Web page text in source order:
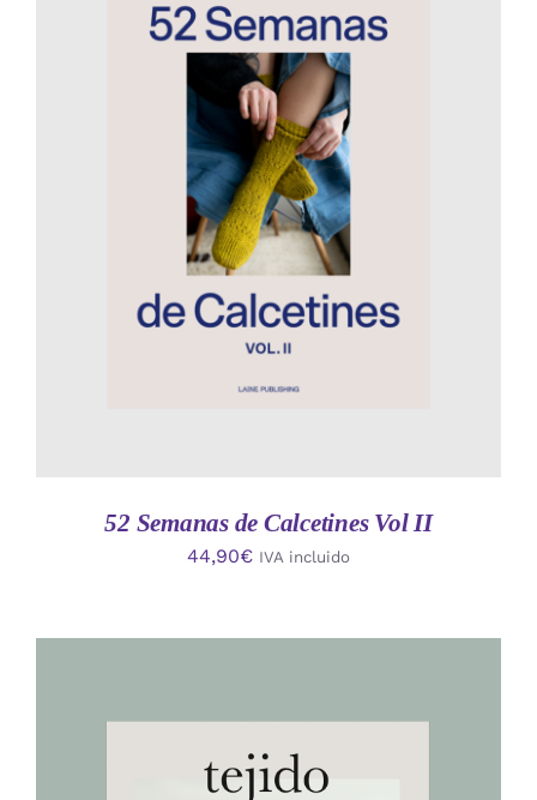
AÑADIR AL CARRITO
52 Semanas de Calcetines Vol II
44,90€ IVA incluido